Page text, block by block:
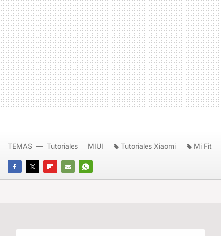
FACEBOOK
TWITTERFLIPBOARD
E-
WHATSAPP
TEMAS Tutoriales MIUI Tutoriales Xiaomi Mi Fit